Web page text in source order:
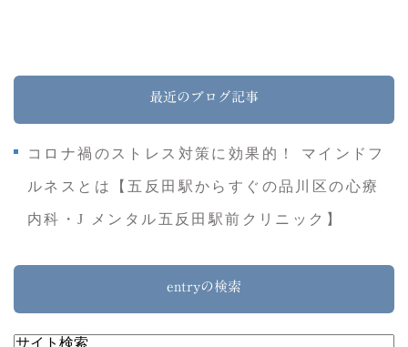
最近のブログ記事
コロナ禍のストレス対策に効果的！ マインドフ
ルネスとは【五反田駅からすぐの品川区の心療
内科・J メンタル五反田駅前クリニック】
entryの検索